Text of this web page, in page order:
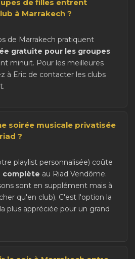
de filles entrent
à Marrakech ?
de Marrakech pratiquent
gratuite pour les groupes
minuit. Pour les meilleures
à Eric de contacter les clubs
soirée musicale privatisée
?
playlist personnalisée) coûte
complète au Riad Vendôme.
sont en supplément mais à
qu'en club). C'est l'option la
plus appréciée pour un grand